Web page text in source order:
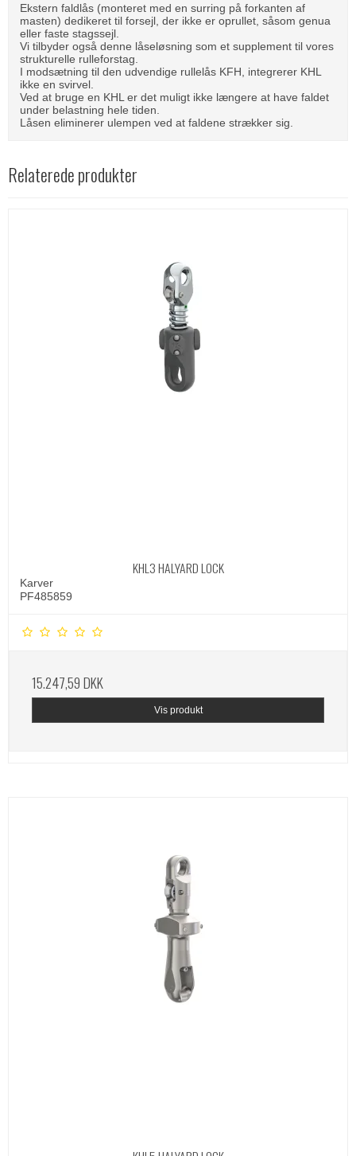
Ekstern faldlås (monteret med en surring på forkanten af ​​
masten) dedikeret til forsejl, der ikke er oprullet, såsom genua
eller faste stagssejl.
Vi tilbyder også denne låseløsning som et supplement til vores
strukturelle rulleforstag.
I modsætning til den udvendige rullelås KFH, integrerer KHL
ikke en svirvel.
Ved at bruge en KHL er det muligt ikke længere at have faldet
under belastning hele tiden.
Låsen eliminerer ulempen ved at faldene strækker sig.
Relaterede produkter
KHL3 HALYARD LOCK
Karver
PF485859
15.247,59 DKK
Vis produkt